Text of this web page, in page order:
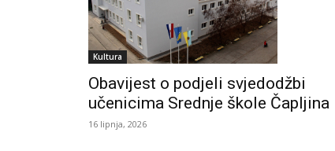
Kultura
Obavijest o podjeli svjedodžbi
učenicima Srednje škole Čapljina
16 lipnja, 2026